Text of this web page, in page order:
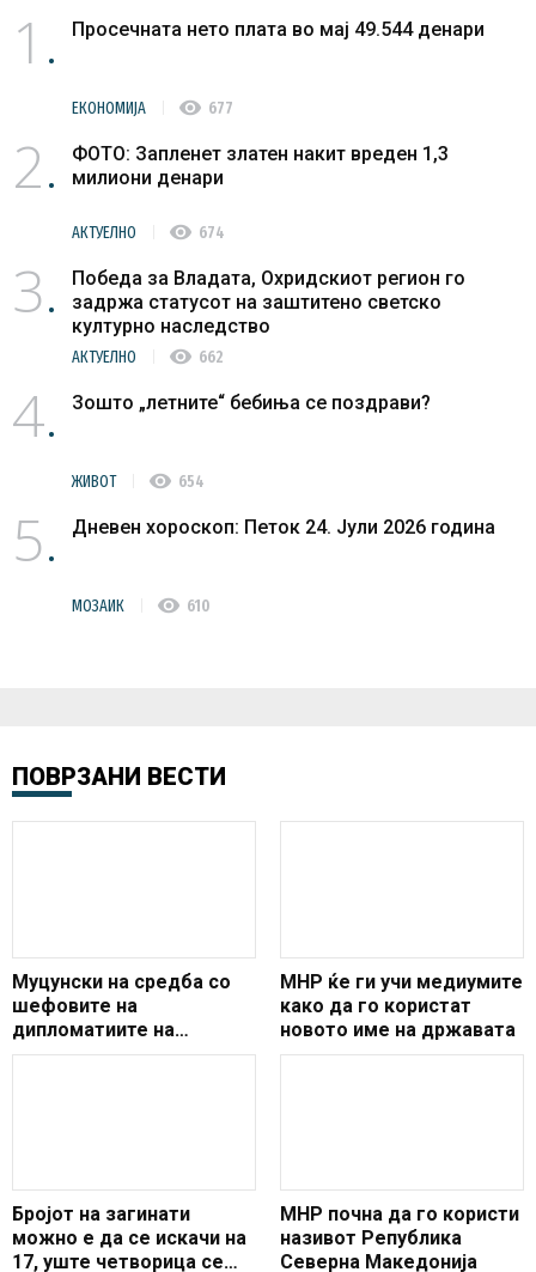
1 Просечната нето плата во мај 49.544 денари
ЕКОНОМИЈА visibility 677
2
ФОТО: Запленет златен накит вреден 1,3
милиони денари
АКТУЕЛНО visibility 674
3
Победа за Владата, Охридскиот регион го
задржа статусот на заштитено светско
културно наследство
АКТУЕЛНО visibility 662
4 Зошто „летните“ бебиња се поздрави?
ЖИВОТ visibility 654
5 Дневен хороскоп: Петок 24. Јули 2026 година
МОЗАИК visibility 610
ПОВРЗАНИ ВЕСТИ
Муцунски на средба со
шефовите на
дипломатиите на
членките и кандидатите
МНР ќе ги учи медиумите
како да го користат
новото име на државата
Бројот на загинати
можно е да се искачи на
17, уште четворица се
МНР почна да го користи
називот Република
Северна Македонија